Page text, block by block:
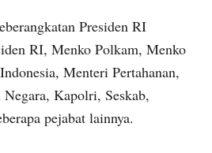
Presiden RI
RI, Menko Polkam, Menko
Menteri Pertahanan,
Kapolri, Seskab,
pejabat lainnya.